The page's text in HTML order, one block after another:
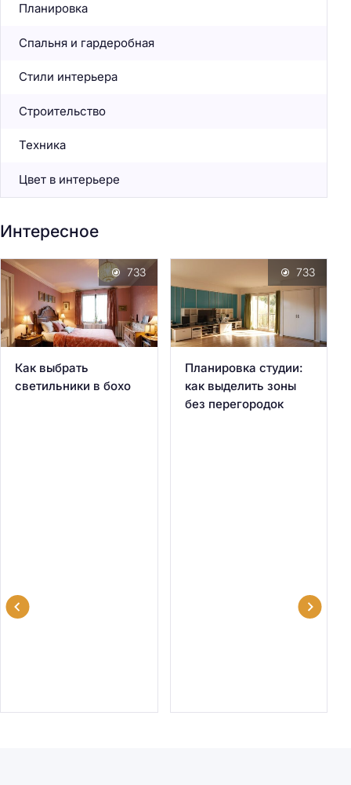
Планировка
Спальня и гардеробная
Стили интерьера
Строительство
Техника
Цвет в интерьере
Интересное
Как выбрать
светильники в бохо
733
Планировка студии:
как выделить зоны
без перегородок
733